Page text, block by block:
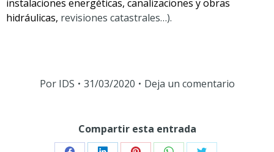
instalaciones energéticas, canalizaciones y obras
hidráulicas, revisiones catastrales…).
Por IDS 31/03/2020 Deja un comentario
Compartir esta entrada